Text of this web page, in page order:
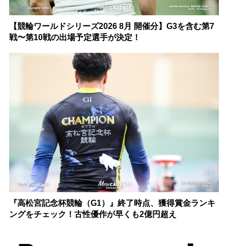
【競輪ワールドシリーズ2026 8月 開催分】G3を含む第7
戦〜第10戦の出場予定選手が決定！
『高松宮記念杯競輪（G1）』終了時点、獲得賞金ランキ
ングをチェック！古性優作が早くも2億円超え